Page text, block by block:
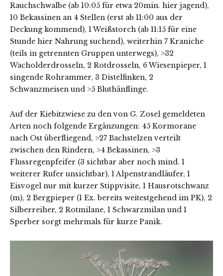
Rauchschwalbe (ab 10:05 für etwa 20min. hier jagend),
10 Bekassinen an 4 Stellen (erst ab 11:00 aus der
Deckung kommend), 1 Weißstorch (ab 11:15 für eine
Stunde hier Nahrung suchend), weiterhin 7 Kraniche
(teils in getrennten Gruppen unterwegs), >32
Wacholderdrosseln, 2 Rotdrosseln, 6 Wiesenpieper, 1
singende Rohrammer, 3 Distelfinken, 2
Schwanzmeisen und >5 Bluthänflinge.
Auf der Kiebitzwiese zu den von G. Zosel gemeldeten
Arten noch folgende Ergänzungen: 45 Kormorane
nach Ost überfliegend, >27 Bachstelzen verteilt
zwischen den Rindern, >4 Bekassinen, >3
Flussregenpfeifer (3 sichtbar aber noch mind. 1
weiterer Rufer unsichtbar), 1 Alpenstrandläufer, 1
Eisvogel nur mit kurzer Stippvisite, 1 Hausrotschwanz
(m), 2 Bergpieper (1 Ex. bereits weitestgehend im PK), 2
Silberreiher, 2 Rotmilane, 1 Schwarzmilan und 1
Sperber sorgt mehrmals für kurze Panik.